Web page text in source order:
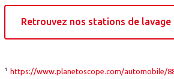
Retrouvez nos stations de lavage
¹ https://www.planetoscope.com/automobile/